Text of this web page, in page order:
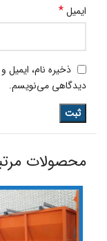
ایمیل*
ذخیره نام، ایمیل
دیدگاهی می‌نویسم.
محصولات